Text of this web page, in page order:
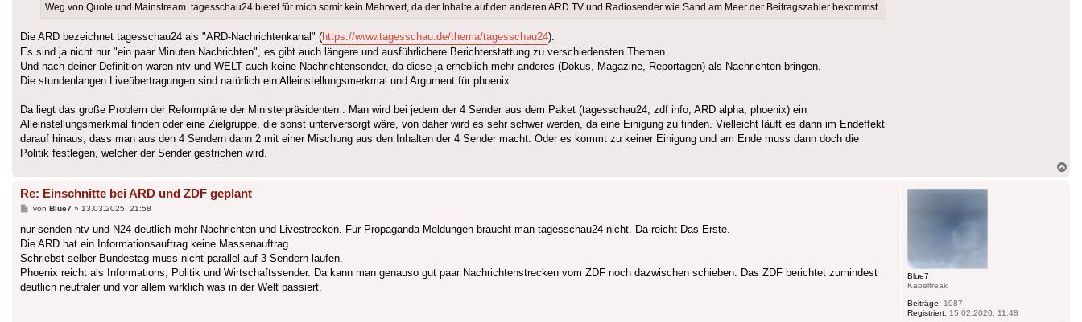
Weg von Quote und Mainstream. tagesschau24 bietet für mich somit kein Mehrwert, da der Inhalte auf den anderen ARD TV und Radiosender wie Sand am Meer der Beitragszahler bekommst.
Die ARD bezeichnet tagesschau24 als "ARD-Nachrichtenkanal" (https://www.tagesschau.de/thema/tagesschau24).
Es sind ja nicht nur "ein paar Minuten Nachrichten", es gibt auch längere und ausführlichere Berichterstattung zu verschiedensten Themen.
Und nach deiner Definition wären ntv und WELT auch keine Nachrichtensender, da diese ja erheblich mehr anderes (Dokus, Magazine, Reportagen) als Nachrichten bringen.
Die stundenlangen Liveübertragungen sind natürlich ein Alleinstellungsmerkmal und Argument für phoenix.
Da liegt das große Problem der Reformpläne der Ministerpräsidenten : Man wird bei jedem der 4 Sender aus dem Paket (tagesschau24, zdf info, ARD alpha, phoenix) ein
Alleinstellungsmerkmal finden oder eine Zielgruppe, die sonst unterversorgt wäre, von daher wird es sehr schwer werden, da eine Einigung zu finden. Vielleicht läuft es dann im Endeffekt
darauf hinaus, dass man aus den 4 Sendern dann 2 mit einer Mischung aus den Inhalten der 4 Sender macht. Oder es kommt zu keiner Einigung und am Ende muss dann doch die
Politik festlegen, welcher der Sender gestrichen wird.
Blue7
Kabelfreak
Beiträge: 1087
Registriert: 15.02.2020, 11:48
Re: Einschnitte bei ARD und ZDF geplant
Beitrag
von Blue7» 13.03.2025, 21:58
nur senden ntv und N24 deutlich mehr Nachrichten und Livestrecken. Für Propaganda Meldungen braucht man tagesschau24 nicht. Da reicht Das Erste.
Die ARD hat ein Informationsauftrag keine Massenauftrag.
Schriebst selber Bundestag muss nicht parallel auf 3 Sendern laufen.
Phoenix reicht als Informations, Politik und Wirtschaftssender. Da kann man genauso gut paar Nachrichtenstrecken vom ZDF noch dazwischen schieben. Das ZDF berichtet zumindest
deutlich neutraler und vor allem wirklich was in der Welt passiert.